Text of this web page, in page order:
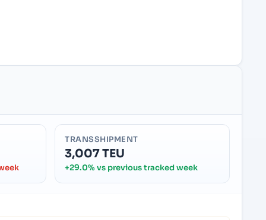
TRANSSHIPMENT
3,007 TEU
+29.0% vs previous tracked week